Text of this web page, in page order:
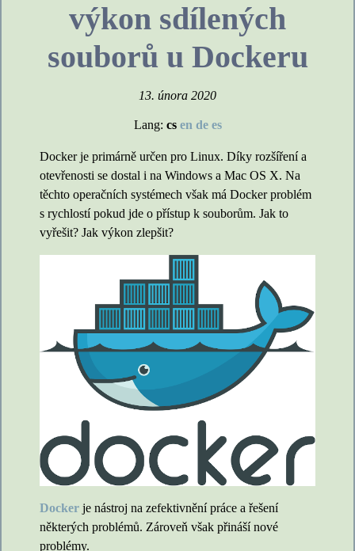
výkon sdílených
souborů u Dockeru
13. února 2020
Lang: cs en de es
Docker je primárně určen pro Linux. Díky rozšíření a
otevřenosti se dostal i na Windows a Mac OS X. Na
těchto operačních systémech však má Docker problém
s rychlostí pokud jde o přístup k souborům. Jak to
vyřešit? Jak výkon zlepšit?
Docker je nástroj na zefektivnění práce a řešení
některých problémů. Zároveň však přináší nové
problémy.